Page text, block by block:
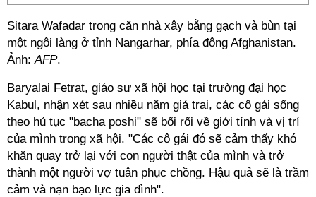
Sitara Wafadar trong căn nhà xây bằng gạch và bùn tại
một ngôi làng ở tỉnh Nangarhar, phía đông Afghanistan.
Ảnh:AFP.
Baryalai Fetrat, giáo sư xã hội học tại trường đại học
Kabul, nhận xét sau nhiều năm giả trai, các cô gái sống
theo hủ tục "bacha poshi" sẽ bối rối về giới tính và vị trí
của mình trong xã hội. "Các cô gái đó sẽ cảm thấy khó
khăn quay trở lại với con người thật của mình và trở
thành một người vợ tuân phục chồng. Hậu quả sẽ là trầm
cảm và nạn bạo lực gia đình".